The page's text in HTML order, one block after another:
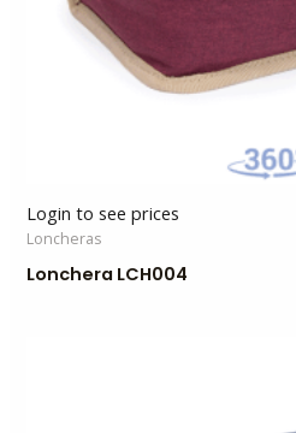
Login to see prices
Loncheras
Lonchera LCH004